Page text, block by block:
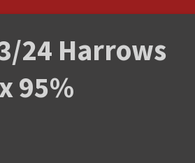
24 Harrows
95%